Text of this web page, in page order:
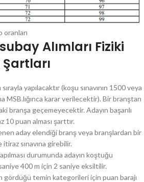
oranları
Alımları Fiziki
yapılacaktır (koşu sınavının 1500 veya
MSB.lığınca karar verilecektir). Bir branştan
branşa geçemeyecektir. Adayın başarılı
10 puan alması şarttır.
aday elendiği branş veya branşlardan bir
sınavına girebilir.
durumunda adayın koştuğu
400 m için 2 saniye eksiltilir.
gördüğü temin kategorileri için puan barajı